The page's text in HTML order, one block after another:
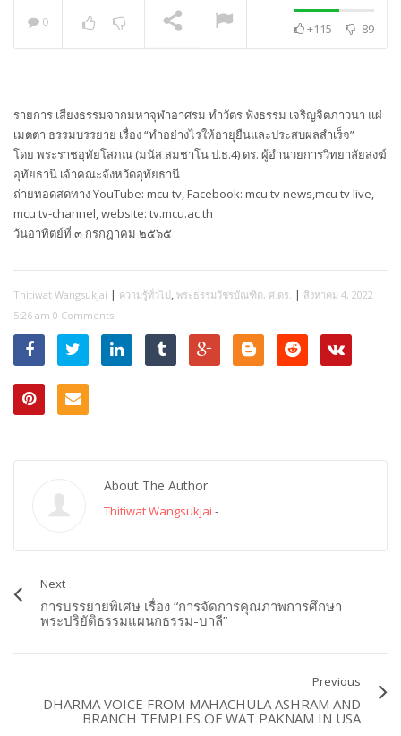
0 +115 -89
รายการ เสียงธรรมจากมหาจุฬาอาศรม ทำวัตร ฟังธรรม เจริญจิตภาวนา แผ่
เมตตา ธรรมบรรยาย เรื่อง “ทำอย่างไรให้อายุยืนและประสบผลสำเร็จ”
โดย พระราชอุทัยโสภณ (มนัส สมชาโน ป.ธ.4) ดร. ผู้อำนวยการวิทยาลัยสงฆ์
อุทัยธานี เจ้าคณะจังหวัดอุทัยธานี
ถ่ายทอดสดทาง YouTube: mcu tv, Facebook: mcu tv news,mcu tv live,
mcu tv-channel, website: tv.mcu.ac.th
วันอาทิตย์ที่ ๓ กรกฎาคม ๒๕๖๕
Thitiwat Wangsukjai | ความรู้ทั่วไป, พระธรรมวัชรบัณฑิต, ศ.ดร. | สิงหาคม 4, 2022
5:26 am 0 Comments
About The Author
Thitiwat Wangsukjai -
Next
การบรรยายพิเศษ เรื่อง “การจัดการคุณภาพการศึกษา
พระปริยัติธรรมแผนกธรรม-บาลี”
Previous
DHARMA VOICE FROM MAHACHULA ASHRAM AND
BRANCH TEMPLES OF WAT PAKNAM IN USA